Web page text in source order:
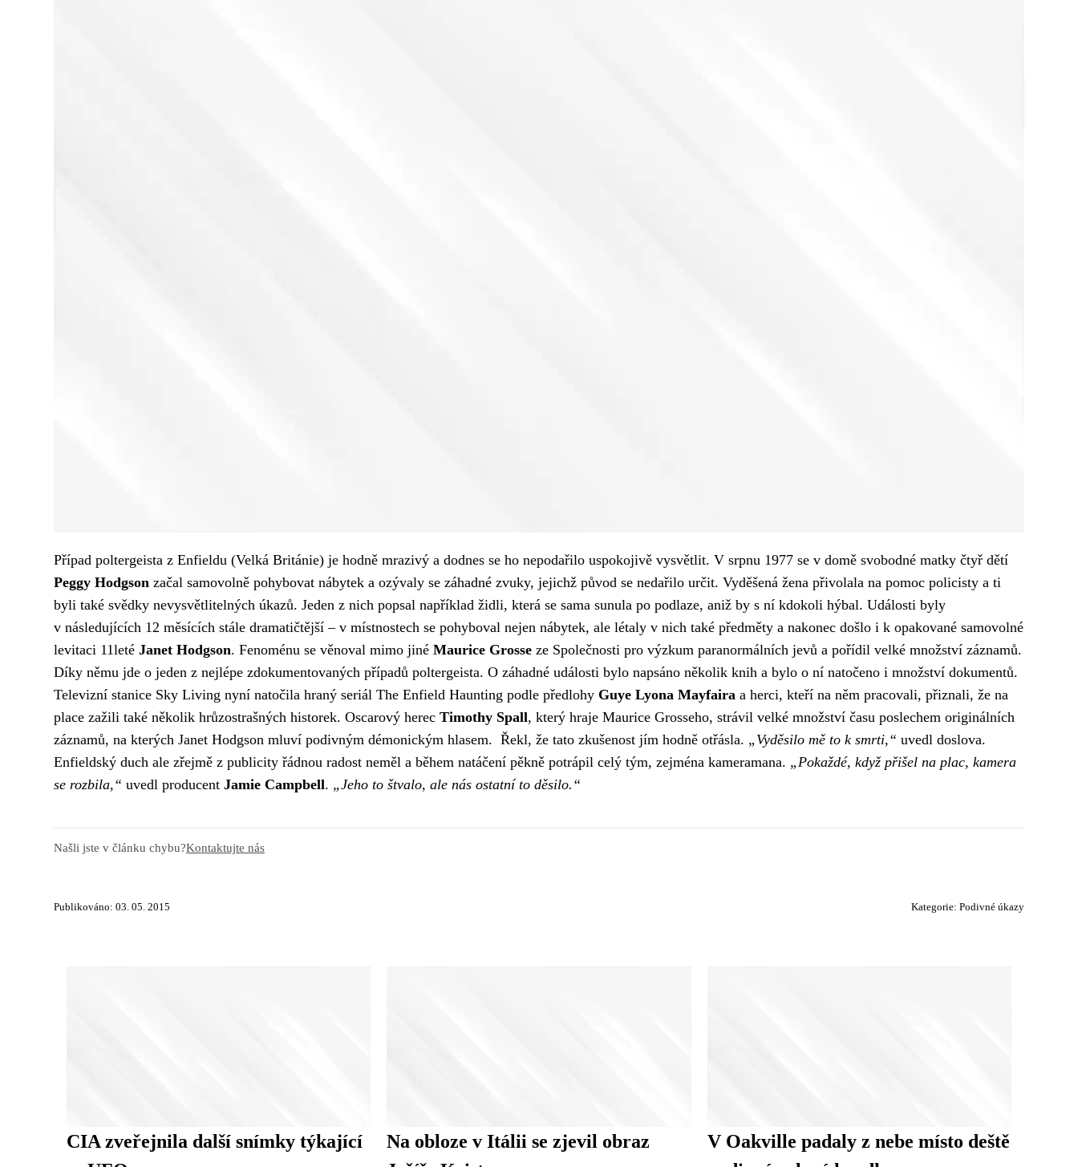
Případ poltergeista z Enfieldu (Velká Británie) je hodně mrazivý a dodnes se ho nepodařilo uspokojivě vysvětlit. V srpnu 1977 se v domě svobodné matky čtyř dětí
Peggy Hodgson začal samovolně pohybovat nábytek a ozývaly se záhadné zvuky, jejichž původ se nedařilo určit. Vyděšená žena přivolala na pomoc policisty a ti
byli také svědky nevysvětlitelných úkazů. Jeden z nich popsal například židli, která se sama sunula po podlaze, aniž by s ní kdokoli hýbal. Události byly
v následujících 12 měsících stále dramatičtější – v místnostech se pohyboval nejen nábytek, ale létaly v nich také předměty a nakonec došlo i k opakované samovolné
levitaci 11leté Janet Hodgson. Fenoménu se věnoval mimo jiné Maurice Grosse ze Společnosti pro výzkum paranormálních jevů a pořídil velké množství záznamů.
Díky němu jde o jeden z nejlépe zdokumentovaných případů poltergeista. O záhadné události bylo napsáno několik knih a bylo o ní natočeno i množství dokumentů.
Televizní stanice Sky Living nyní natočila hraný seriál The Enfield Haunting podle předlohy Guye Lyona Mayfaira a herci, kteří na něm pracovali, přiznali, že na
place zažili také několik hrůzostrašných historek. Oscarový herec Timothy Spall, který hraje Maurice Grosseho, strávil velké množství času poslechem originálních
záznamů, na kterých Janet Hodgson mluví podivným démonickým hlasem. Řekl, že tato zkušenost jím hodně otřásla. „Vyděsilo mě to k smrti,“ uvedl doslova.
Enfieldský duch ale zřejmě z publicity řádnou radost neměl a během natáčení pěkně potrápil celý tým, zejména kameramana. „Pokaždé, když přišel na plac, kamera
se rozbila,“ uvedl producent Jamie Campbell. „Jeho to štvalo, ale nás ostatní to děsilo.“
Našli jste v článku chybu?Kontaktujte nás
Publikováno: 03. 05. 2015 Kategorie: Podivné úkazy
CIA zveřejnila další snímky týkající
Na obloze v Itálii se zjevil obraz
V Oakville padaly z nebe místo deště